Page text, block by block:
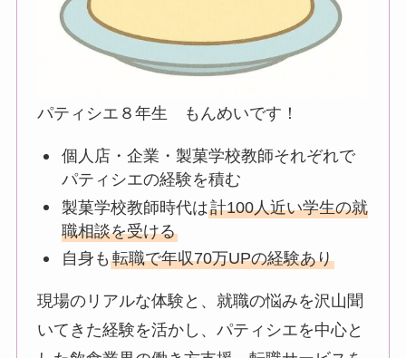
パティシエ８年生 もんめいです！
個人店・企業・製菓学校教師それぞれで
パティシエの経験を積む
製菓学校教師時代は計100人近い学生の就
職相談を受ける
自身も転職で年収70万UPの経験あり
現場のリアルな体験と、就職の悩みを沢山聞
いてきた経験を活かし、パティシエを中心と